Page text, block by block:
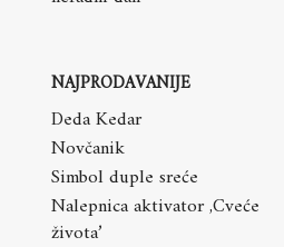
NAJPRODAVANIJE
Deda Kedar
Novčanik
Simbol duple sreće
Nalepnica aktivator ,Cveće
života’